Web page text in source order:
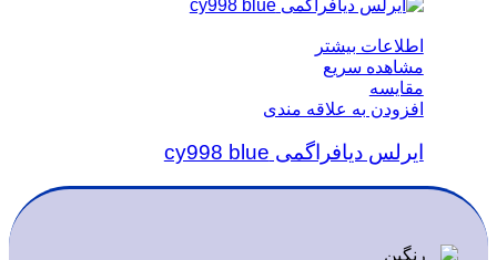
اطلاعات بیشتر
مشاهده سریع
مقایسه
افزودن به علاقه مندی
ایرلس دیافراگمی cy998 blue